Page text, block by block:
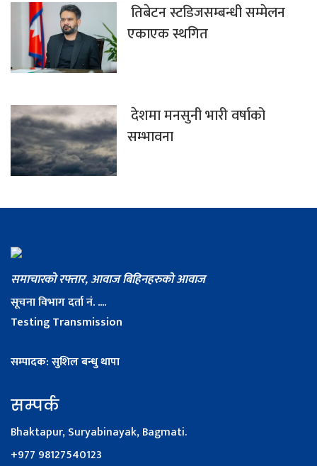
तिबेटन स्टडिजसम्बन्धी सम्मेलन
एकाएक स्थगित
देशमा मनसुनी भारी वर्षाको
सम्भावना
समाचारको रफ्तार, आवाज बिहिनहरुको आवाज
सूचना विभाग दर्ता नं. ....
Testing Transmission
सम्पादक: सुशिल बन्धु थापा
सम्पर्क
Bhaktapur, Suryabinayak, Bagmati.
+977 98127540123